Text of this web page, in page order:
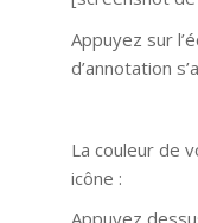
Appuyez sur
d’annotation
La couleur de
icône :
Appuyez